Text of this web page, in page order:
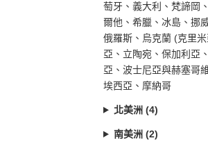
萄牙、義大利、梵諦岡
爾他、希臘、冰島、挪
俄羅斯、烏克蘭 (克里
亞、立陶宛、保加利亞
亞、波士尼亞與赫塞哥
埃西亞、摩納哥
北美洲 (4)
南美洲 (2)